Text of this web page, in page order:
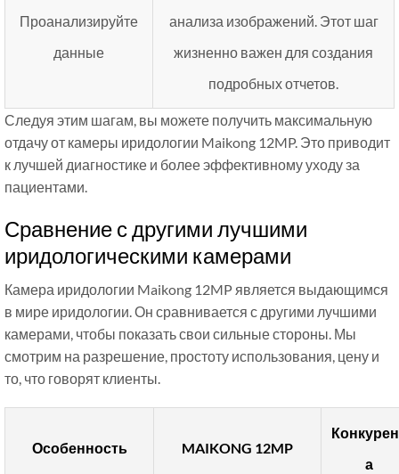
Проанализируйте
данные
анализа изображений. Этот шаг
жизненно важен для создания
подробных отчетов.
Следуя этим шагам, вы можете получить максимальную
отдачу от камеры иридологии Maikong 12MP. Это приводит
к лучшей диагностике и более эффективному уходу за
пациентами.
Сравнение с другими лучшими
иридологическими камерами
Камера иридологии Maikong 12MP является выдающимся
в мире иридологии. Он сравнивается с другими лучшими
камерами, чтобы показать свои сильные стороны. Мы
смотрим на разрешение, простоту использования, цену и
то, что говорят клиенты.
Особенность MAIKONG 12MP
а